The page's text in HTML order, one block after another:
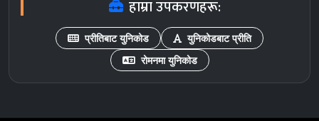
हाम्रा उपकरणहरू:
प्रीतिबाट युनिकोड
युनिकोडबाट प्रीति
रोमनमा युनिकोड